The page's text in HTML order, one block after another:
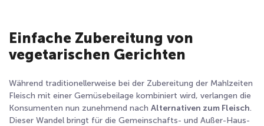
Einfache Zubereitung von
vegetarischen Gerichten
Während traditionellerweise bei der Zubereitung der Mahlzeiten
Fleisch mit einer Gemüsebeilage kombiniert wird, verlangen die
Konsumenten nun zunehmend nach Alternativen zum Fleisch.
Dieser Wandel bringt für die Gemeinschafts- und Außer-Haus-